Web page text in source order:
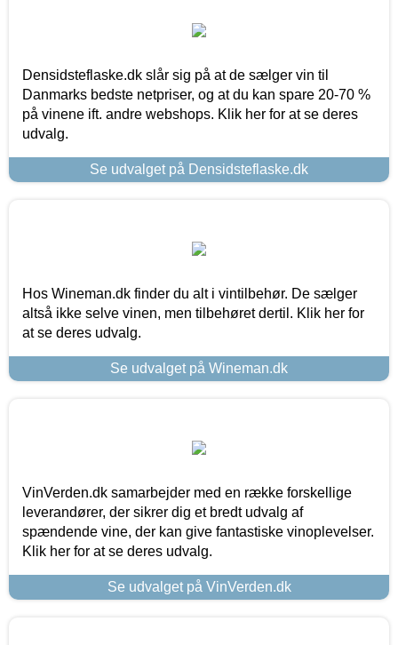
Densidsteflaske.dk slår sig på at de sælger vin til
Danmarks bedste netpriser, og at du kan spare 20-70 %
på vinene ift. andre webshops. Klik her for at se deres
udvalg.
Se udvalget på Densidsteflaske.dk
Hos Wineman.dk finder du alt i vintilbehør. De sælger
altså ikke selve vinen, men tilbehøret dertil. Klik her for
at se deres udvalg.
Se udvalget på Wineman.dk
VinVerden.dk samarbejder med en række forskellige
leverandører, der sikrer dig et bredt udvalg af
spændende vine, der kan give fantastiske vinoplevelser.
Klik her for at se deres udvalg.
Se udvalget på VinVerden.dk